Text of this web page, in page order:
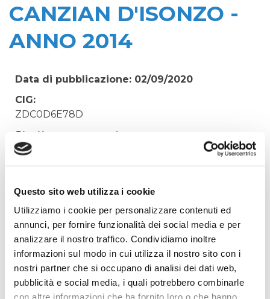
Questo sito web utilizza i cookie
Utilizziamo i cookie per personalizzare contenuti ed
annunci, per fornire funzionalità dei social media e per
analizzare il nostro traffico. Condividiamo inoltre
informazioni sul modo in cui utilizza il nostro sito con i
nostri partner che si occupano di analisi dei dati web,
pubblicità e social media, i quali potrebbero combinarle
con altre informazioni che ha fornito loro o che hanno
CANZIAN D'ISONZO -
ANNO 2014
Data di pubblicazione: 02/09/2020
CIG:
ZDC0D6E78D
Struttura proponente:
Irisacqua srl P.I./C.F. 01070220312. - Ufficio
Tecnico
FIDEJUSSIONE COFACE N. 2032921 - COMUNE DI
SAN CANZIAN D'ISONZO - ANNO 2014
Elenco operatori invitati:
Codice Fiscale:
Procedura di scelta:
Affidamento ai sensi del Regolamento Generale